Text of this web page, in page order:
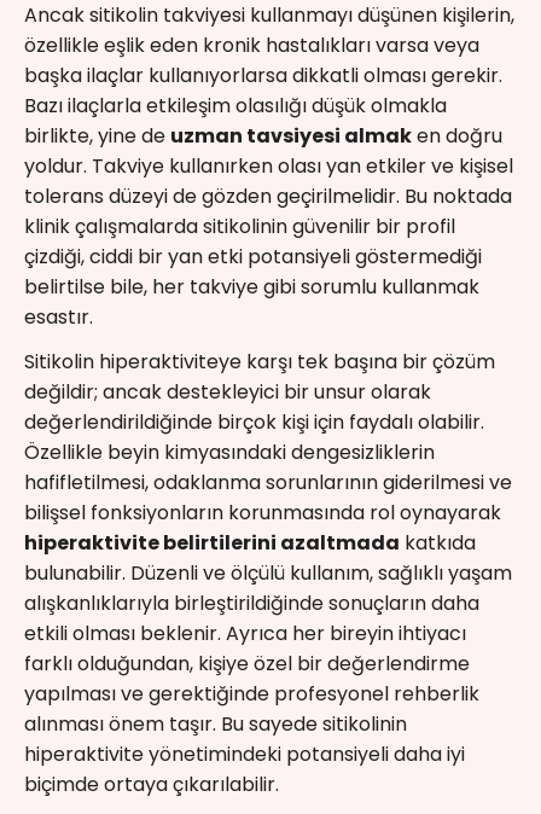
Ancak sitikolin takviyesi kullanmayı düşünen kişilerin,
özellikle eşlik eden kronik hastalıkları varsa veya
başka ilaçlar kullanıyorlarsa dikkatli olması gerekir.
Bazı ilaçlarla etkileşim olasılığı düşük olmakla
birlikte, yine de uzman tavsiyesi almaken doğru
yoldur. Takviye kullanırken olası yan etkiler ve kişisel
tolerans düzeyi de gözden geçirilmelidir. Bu noktada
klinik çalışmalarda sitikolinin güvenilir bir profil
çizdiği, ciddi bir yan etki potansiyeli göstermediği
belirtilse bile, her takviye gibi sorumlu kullanmak
esastır.
Sitikolin hiperaktiviteye karşı tek başına bir çözüm
değildir; ancak destekleyici bir unsur olarak
değerlendirildiğinde birçok kişi için faydalı olabilir.
Özellikle beyin kimyasındaki dengesizliklerin
hafifletilmesi, odaklanma sorunlarının giderilmesi ve
bilişsel fonksiyonların korunmasında rol oynayarak
hiperaktivite belirtilerini azaltmada katkıda
bulunabilir. Düzenli ve ölçülü kullanım, sağlıklı yaşam
alışkanlıklarıyla birleştirildiğinde sonuçların daha
etkili olması beklenir. Ayrıca her bireyin ihtiyacı
farklı olduğundan, kişiye özel bir değerlendirme
yapılması ve gerektiğinde profesyonel rehberlik
alınması önem taşır. Bu sayede sitikolinin
hiperaktivite yönetimindeki potansiyeli daha iyi
biçimde ortaya çıkarılabilir.